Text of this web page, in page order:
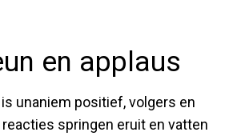
en applaus
unaniem positief, volgers en
springen eruit en vatten